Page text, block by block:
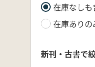
在庫なし
在庫ありの
新刊・古書で